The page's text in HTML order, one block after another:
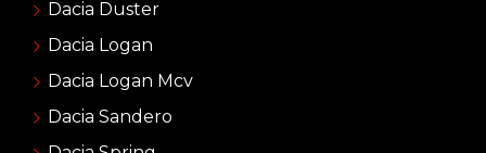
Dacia Duster
Dacia Logan
Dacia Logan Mcv
Dacia Sandero